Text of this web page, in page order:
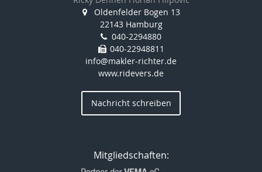
Oldenfelder Bogen 13
22143 Hamburg
040-2294880
040-22948811
info@makler-richter.de
www.ridevers.de
Nachricht schreiben
Mitgliedschaften: